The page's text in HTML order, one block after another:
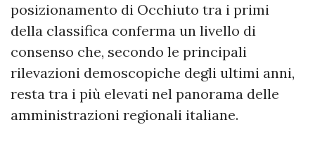
posizionamento di Occhiuto tra i primi
della classifica conferma un livello di
consenso che, secondo le principali
rilevazioni demoscopiche degli ultimi anni,
resta tra i più elevati nel panorama delle
amministrazioni regionali italiane.